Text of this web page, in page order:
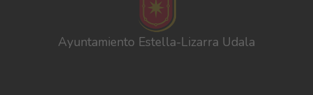
Ayuntamiento Estella-Lizarra Udala